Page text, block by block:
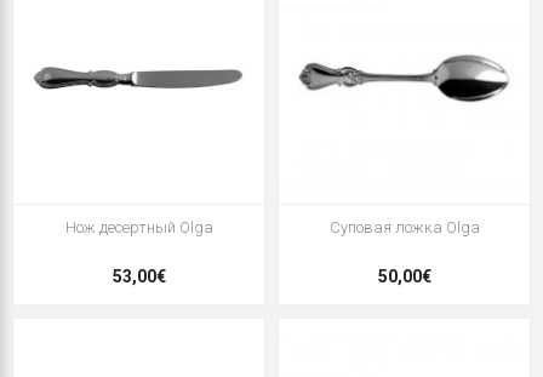
Нож десертный Olga
53,00€
Суповая ложка Olga
50,00€